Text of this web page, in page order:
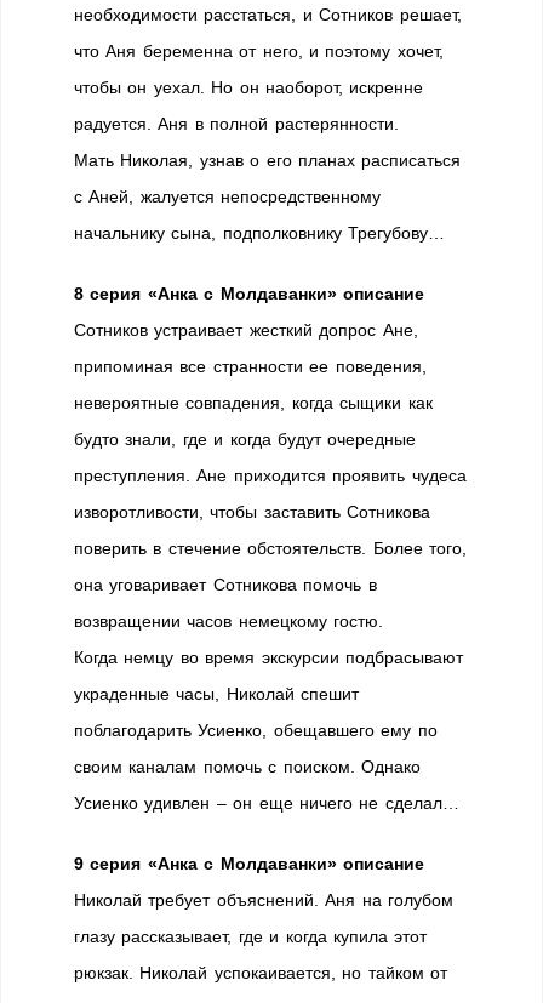
необходимости расстаться, и Сотников решает,
что Аня беременна от него, и поэтому хочет,
чтобы он уехал. Но он наоборот, искренне
радуется. Аня в полной растерянности.
Мать Николая, узнав о его планах расписаться
с Аней, жалуется непосредственному
начальнику сына, подполковнику Трегубову…
8 серия «Анка с Молдаванки» описание
Сотников устраивает жесткий допрос Ане,
припоминая все странности ее поведения,
невероятные совпадения, когда сыщики как
будто знали, где и когда будут очередные
преступления. Ане приходится проявить чудеса
изворотливости, чтобы заставить Сотникова
поверить в стечение обстоятельств. Более того,
она уговаривает Сотникова помочь в
возвращении часов немецкому гостю.
Когда немцу во время экскурсии подбрасывают
украденные часы, Николай спешит
поблагодарить Усиенко, обещавшего ему по
своим каналам помочь с поиском. Однако
Усиенко удивлен – он еще ничего не сделал…
9 серия «Анка с Молдаванки» описание
Николай требует объяснений. Аня на голубом
глазу рассказывает, где и когда купила этот
рюкзак. Николай успокаивается, но тайком от